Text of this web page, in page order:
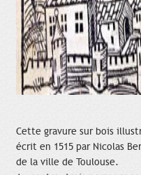
Cette gravure sur bois
écrit en 1515 par Nicolas
de la ville de Toulouse.